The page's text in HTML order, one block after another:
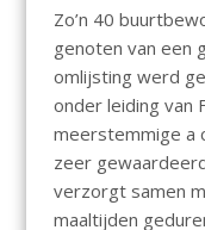
Zo’n 40
genoten van een
omlijsting werd
onder leiding van
meerstemmige a
zeer
verzorgt samen
maaltijden